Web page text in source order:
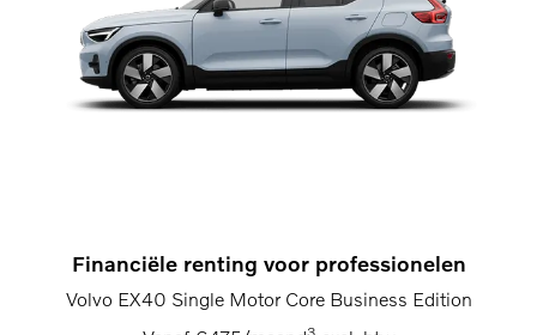
Financiële renting voor professionelen
Volvo EX40 Single Motor Core Business Edition